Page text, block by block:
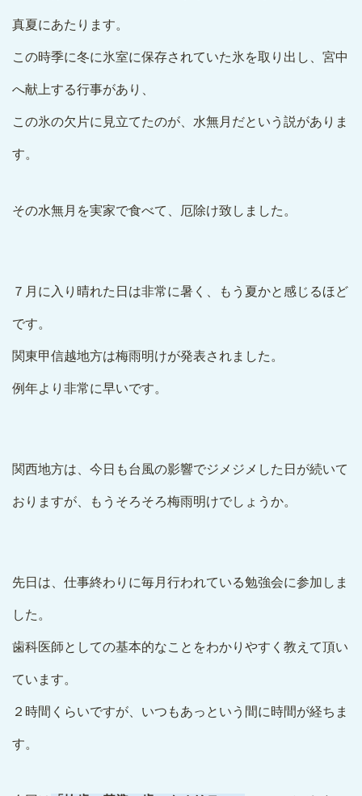
真夏にあたります。
この時季に冬に氷室に保存されていた氷を取り出し、宮中
へ献上する行事があり、
この氷の欠片に見立てたのが、水無月だという説がありま
す。
その水無月を実家で食べて、厄除け致しました。
７月に入り晴れた日は非常に暑く、もう夏かと感じるほど
です。
関東甲信越地方は梅雨明けが発表されました。
例年より非常に早いです。
関西地方は、今日も台風の影響でジメジメした日が続いて
おりますが、もうそろそろ梅雨明けでしょうか。
先日は、仕事終わりに毎月行われている勉強会に参加しま
した。
歯科医師としての基本的なことをわかりやすく教えて頂い
ています。
２時間くらいですが、いつもあっという間に時間が経ちま
す。